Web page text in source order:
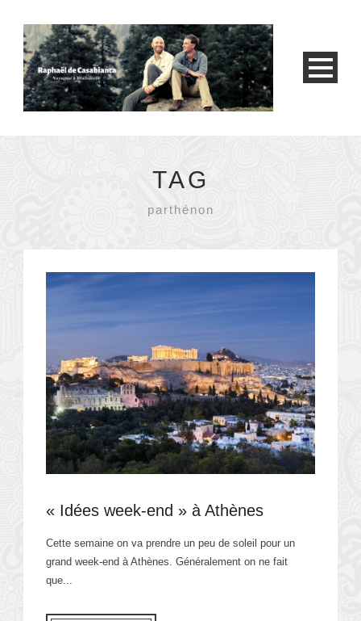
TAG
parthénon
« Idées week-end » à Athènes
Cette semaine on va prendre un peu de soleil pour un
grand week-end à Athènes. Généralement on ne fait
que...